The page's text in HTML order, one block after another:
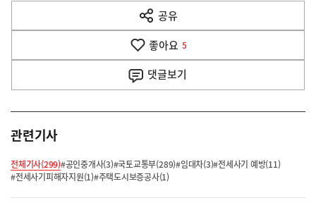
음
공유
열
기
좋아요 5
댓글보기
관련기사
전체기사(299)#공인중개사(3)#국토교통부(289)#임대차(3)#전세사기 예방(11)
#전세사기피해자지원(1)#주택도시보증공사(1)